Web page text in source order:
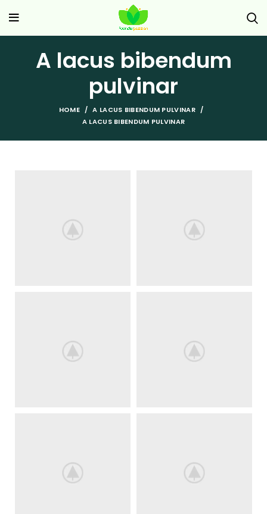
A lacus bibendum
pulvinar
HOME
A LACUS BIBENDUM PULVINAR
A LACUS BIBENDUM PULVINAR